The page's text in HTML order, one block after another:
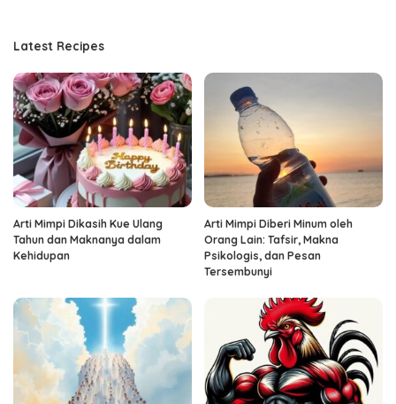
Latest Recipes
Arti Mimpi Dikasih Kue Ulang
Tahun dan Maknanya dalam
Kehidupan
Arti Mimpi Diberi Minum oleh
Orang Lain: Tafsir, Makna
Psikologis, dan Pesan
Tersembunyi